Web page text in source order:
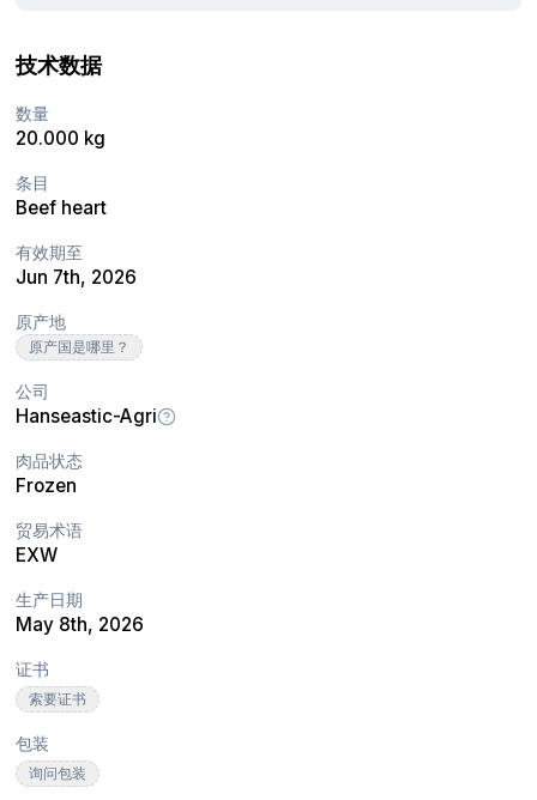
技术数据
数量
20.000 kg
条目
Beef heart
有效期至
Jun 7th, 2026
原产地
原产国是哪里？
公司
Hanseastic-Agri
肉品状态
Frozen
贸易术语
EXW
生产日期
May 8th, 2026
证书
索要证书
包装
询问包装